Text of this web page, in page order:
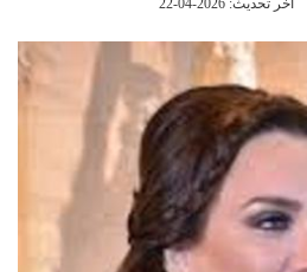
آخر تحديث: 2026-04-22